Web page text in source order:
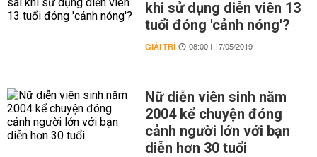
khi sử dụng diễn viên 13
tuổi đóng 'cảnh nóng'?
GIẢI TRÍ 08:00 | 17/05/2019
Nữ diễn viên sinh năm
2004 kể chuyện đóng
cảnh người lớn với bạn
diễn hơn 30 tuổi